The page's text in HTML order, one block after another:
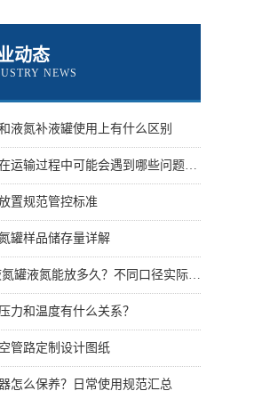
动态
NEWS
液氮补液罐使用上有什么区别
液氮罐在运输过程中可能会遇到哪些问题？怎么解决
置规范管控标准
罐样品储存量详解
10 升液氮罐液氮能放多久？不同口径实际保存天数
力和温度有什么关系？
管路定制设计图纸
怎么保养？日常使用规范汇总